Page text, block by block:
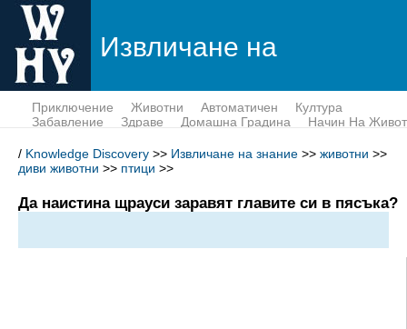
Извличане на
Приключение Животни Автоматичен
Култура
Забавление
Здраве Домашна Градина
Начин На Живот
/ Knowledge Discovery >> Извличане на знание >> животни >>
диви животни >> птици >>
Да наистина щрауси заравят главите си в пясъка?